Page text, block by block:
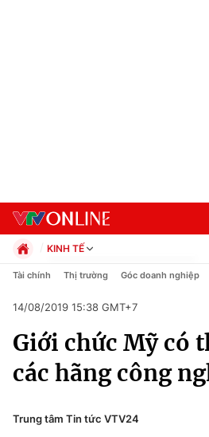
Chuyên mục
Chính trị
KINH TẾ
Chính trị
Pháp luật
Kinh tế
Thể thao
Truyền hình
Y tế
Tài chính Thị trường Góc doanh nghiệp
14/08/2019 15:38 GMT+7
Giới chức Mỹ có
các hãng công
Trung tâm Tin tức VTV24